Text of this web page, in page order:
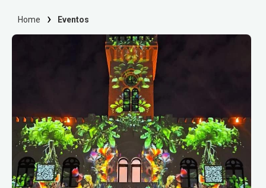
Home Eventos